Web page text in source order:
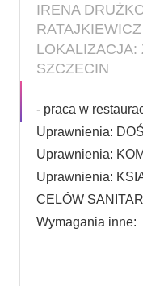
IRENA
RATAJKIEWICZ
LOKALIZACJA:
SZCZECIN
- praca w
Uprawnienia:
Uprawnienia:
Uprawnienia:
CELÓW
Wymagania inne: